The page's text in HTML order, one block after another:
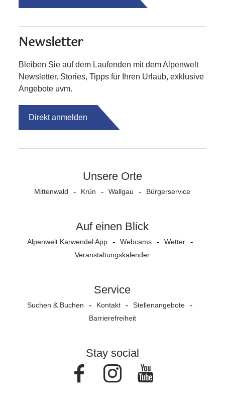
Newsletter
Bleiben Sie auf dem Laufenden mit dem Alpenwelt
Newsletter. Stories, Tipps für Ihren Urlaub, exklusive
Angebote uvm.
Direkt anmelden
Unsere Orte
Mittenwald Krün Wallgau Bürgerservice
Auf einen Blick
Alpenwelt Karwendel App Webcams
Wetter
Veranstaltungs­kalender
Service
Suchen & Buchen Kontakt
Stellenangebote
Barrierefreiheit
Stay social
FacebookInstagram